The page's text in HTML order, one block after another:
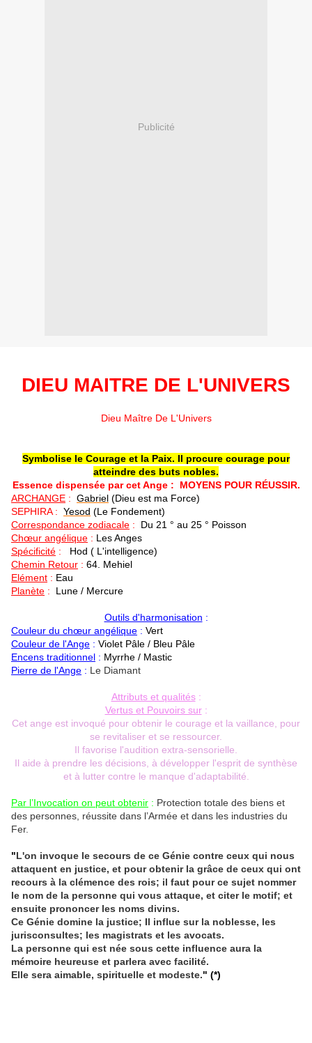
Publicité
DIEU MAITRE DE L'UNIVERS
Dieu Maître De L'Univers
Symbolise le Courage et la Paix. Il procure courage pour
atteindre des buts nobles.
Essence dispensée par cet Ange :
MOYENS POUR RÉUSSIR.
ARCHANGE : Gabriel (Dieu est ma Force)
SEPHIRA : Yesod (Le Fondement)
Correspondance zodiacale : Du 21 ° au 25 ° Poisson
Chœur angélique : Les Anges
Spécificité : Hod ( L'intelligence)
Chemin Retour : 64. Mehiel
Elément : Eau
Planète : Lune / Mercure
Outils d'harmonisation :
Couleur du chœur angélique : Vert
Couleur de l'Ange : Violet Pâle / Bleu Pâle
Encens traditionnel : Myrrhe / Mastic
Pierre de l'Ange : Le Diamant
Attributs et qualités:
Vertus et Pouvoirs sur:
Cet ange est invoqué pour obtenir le courage et la vaillance, pour
se revitaliser et se ressourcer.
Il favorise l'audition extra-sensorielle.
Il aide à prendre les décisions, à développer l'esprit de synthèse
et à lutter contre le manque d'adaptabilité.
Par l’Invocation on peut obtenir : Protection totale des biens et
des personnes, réussite dans l’Armée et dans les industries du
Fer.
"L'on invoque le secours de ce Génie contre ceux qui nous
attaquent en justice, et pour obtenir la grâce de ceux qui ont
recours à la clémence des rois; il faut pour ce sujet nommer
le nom de la personne qui vous attaque, et citer le motif; et
ensuite prononcer les noms divins.
Ce Génie domine la justice; Il influe sur la noblesse, les
jurisconsultes; les magistrats et les avocats.
La personne qui est née sous cette influence aura la
mémoire heureuse et parlera avec facilité.
Elle sera aimable, spirituelle et modeste." (*)